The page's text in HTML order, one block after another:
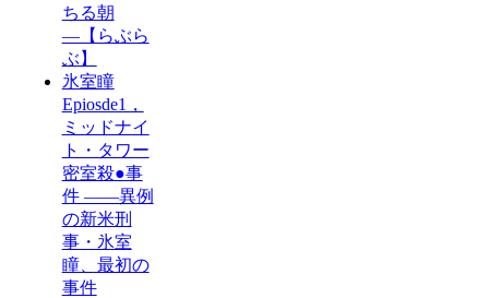
ちる朝
―【らぶら
ぶ】
氷室瞳
Epiosde1，
ミッドナイ
ト・タワー
密室殺●事
件 ――異例
の新米刑
事・氷室
瞳、最初の
事件